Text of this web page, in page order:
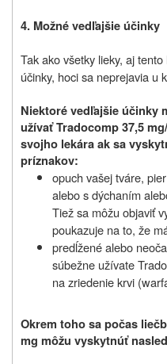
4. Možné vedľajšie účinky
Tak ako všetky lieky, aj
účinky, hoci sa neprejavia u
Niektoré vedľajšie účinky
užívať Tradocomp 37,5
svojho lekára ak sa
príznakov:
opuch vašej tváre,
alebo s dýchaním
Tiež sa môžu objaviť
poukazuje na to, že
predĺžené alebo
súbežne užívate
na zriedenie krvi
Okrem toho sa počas
mg môžu vyskytnúť